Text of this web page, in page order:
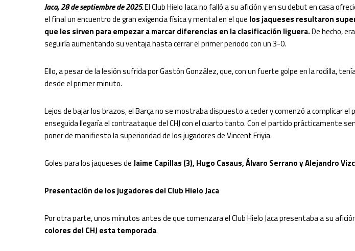
Jaca, 28 de septiembre de 2025.El Club Hielo Jaca no falló a su afición y en su debut en casa
el final un encuentro de gran exigencia física y mental en el que los jaqueses resultaron
que les sirven para empezar a marcar diferencias en la clasificación liguera.De hecho,
seguiría aumentando su ventaja hasta cerrar el primer periodo con un 3-0.
Ello, a pesar de la lesión sufrida por Gastón González, que, con un fuerte golpe en la rodilla,
desde el primer minuto.
Lejos de bajar los brazos, el Barça no se mostraba dispuesto a ceder y comenzó a complicar
enseguida llegaría el contraataque del CHJ con el cuarto tanto. Con el partido prácticamente
poner de manifiesto la superioridad de los jugadores de Vincent Friyia.
Goles para los jaqueses deJaime Capillas (3), Hugo Casaus, Álvaro Serrano y Alejandro
Presentación de los jugadores del Club Hielo Jaca
Por otra parte, unos minutos antes de que comenzara el Club Hielo Jaca presentaba a su
colores del CHJ esta temporada.